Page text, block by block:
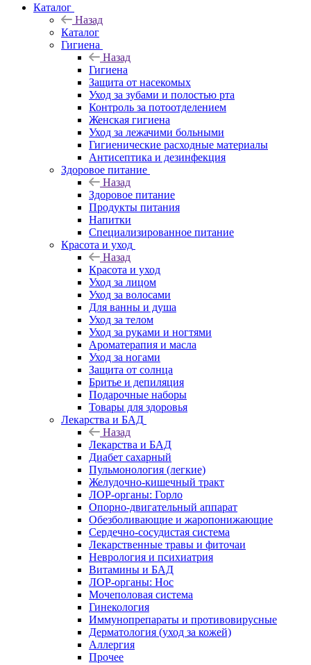
Каталог
Назад
Каталог
Гигиена
Назад
Гигиена
Защита от насекомых
Уход за зубами и полостью рта
Контроль за потоотделением
Женская гигиена
Уход за лежачими больными
Гигиенические расходные материалы
Антисептика и дезинфекция
Здоровое питание
Назад
Здоровое питание
Продукты питания
Напитки
Специализированное питание
Красота и уход
Назад
Красота и уход
Уход за лицом
Уход за волосами
Для ванны и душа
Уход за телом
Уход за руками и ногтями
Ароматерапия и масла
Уход за ногами
Защита от солнца
Бритье и депиляция
Подарочные наборы
Товары для здоровья
Лекарства и БАД
Назад
Лекарства и БАД
Диабет сахарный
Пульмонология (легкие)
Желудочно-кишечный тракт
ЛОР-органы: Горло
Опорно-двигательный аппарат
Обезболивающие и жаропонижающие
Сердечно-сосудистая система
Лекарственные травы и фиточаи
Неврология и психиатрия
Витамины и БАД
ЛОР-органы: Нос
Мочеполовая система
Гинекология
Иммунопрепараты и противовирусные
Дерматология (уход за кожей)
Аллергия
Прочее